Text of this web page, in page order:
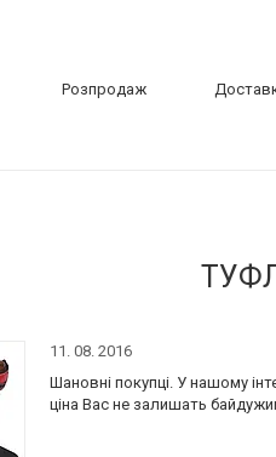
Розпродаж
11. 08. 2016
Шановні покупці. У нашому
ціна Вас не залишать